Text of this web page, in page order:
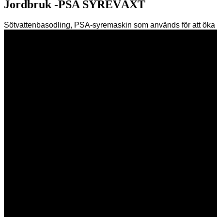
Jordbruk -PSA SYREVÄXT
Sötvattenbasodling, PSA-syremaskin som används för att öka